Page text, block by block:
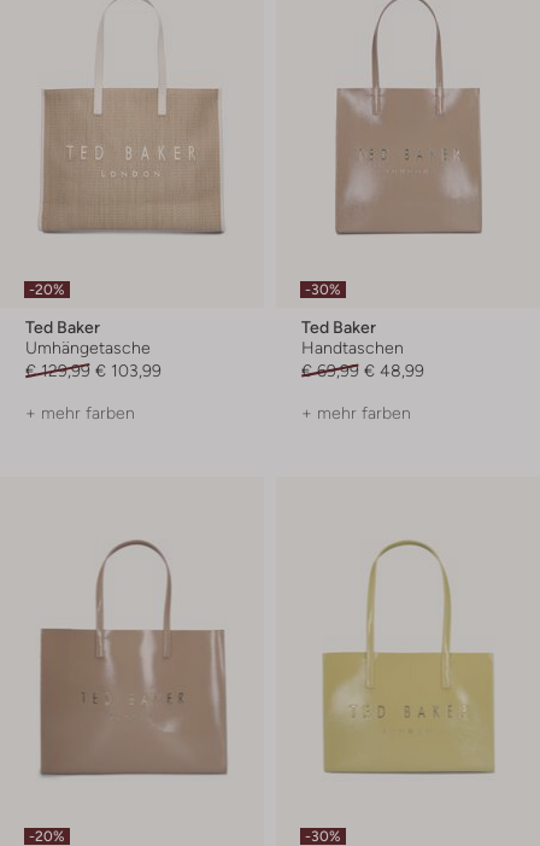
-20%
Ted Baker
Umhängetasche
€ 129,99 € 103,99
+ mehr farben
-30%
Ted Baker
Handtaschen
€ 69,99 € 48,99
+ mehr farben
-20% -30%